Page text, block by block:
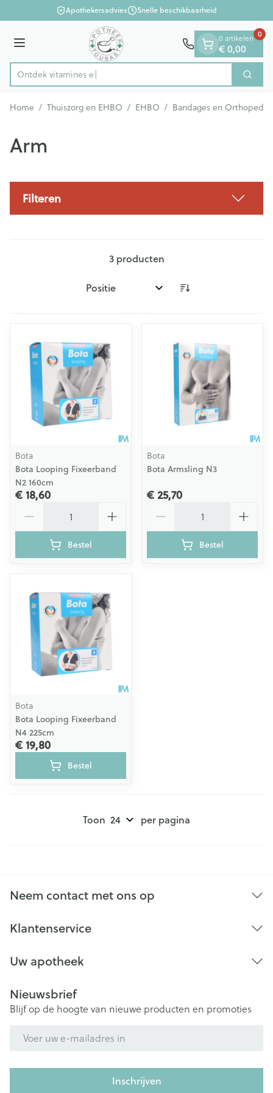
Ga naar de inhoudApothekersadvies Snelle beschikbaarheid
Menu
Product, merk, categorie...
Ontdek vitam Zoek
0 artikelen
€ 0,00
0
Home / Thuiszorg en EHBO / EHBO / Bandages en
Arm
Filteren
3producten
Sorteer op:
Bota
Bota Looping Fixeerband
N2 160cm
€ 18,60
Bestel
Bota
Bota Armsling N3
€ 25,70
Bestel
Bota
Bota Looping Fixeerband
N4 225cm
€ 19,80
Bestel
Toon per pagina
Neem contact met ons op
Klantenservice
Uw apotheek
Nieuwsbrief
Blijf op de hoogte van nieuwe producten en promoties
Inschrijven